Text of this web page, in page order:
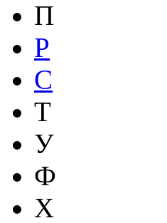
П
Р
С
Т
У
Ф
Х